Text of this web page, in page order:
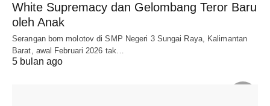
White Supremacy dan Gelombang Teror Baru
oleh Anak
Serangan bom molotov di SMP Negeri 3 Sungai Raya, Kalimantan
Barat, awal Februari 2026 tak…
5 bulan ago